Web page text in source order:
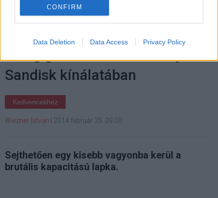
CONFIRM
Data Deletion Data Access Privacy Policy
Sandisk kínálatában
Kedvencekhez
Wiezner István 2014 február 25. 09:00
Sejthetően egy kisebb vagyonba kerül a
brutális kapacitású lapka.